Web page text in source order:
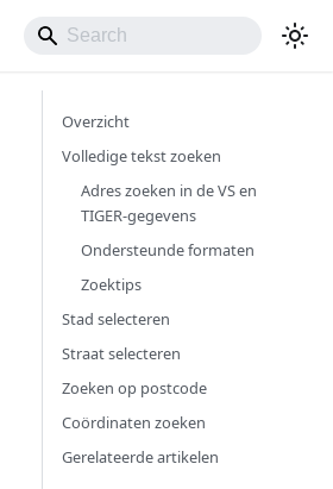
Overzicht
Volledige tekst zoeken
Adres zoeken in de VS en
TIGER-gegevens
Ondersteunde formaten
Zoektips
Stad selecteren
Straat selecteren
Zoeken op postcode
Coördinaten zoeken
Gerelateerde artikelen